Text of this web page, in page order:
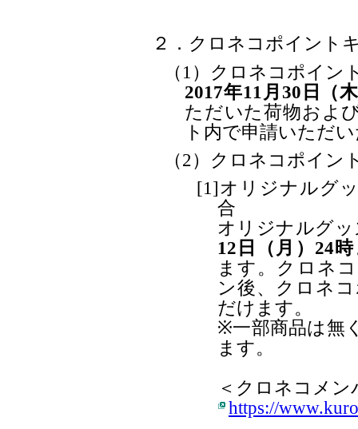
２．クロネコポイント
（1）クロネコポイン
2017年11月30日（
ただいた荷物およ
ト内で申請いただ
（2）クロネコポイン
[1]オリジナルグ
合
オリジナルグ
12日（月）24
ます。クロネ
ン後、クロネ
だけます。
※一部商品は無
ます。
＜クロネコメン
https://